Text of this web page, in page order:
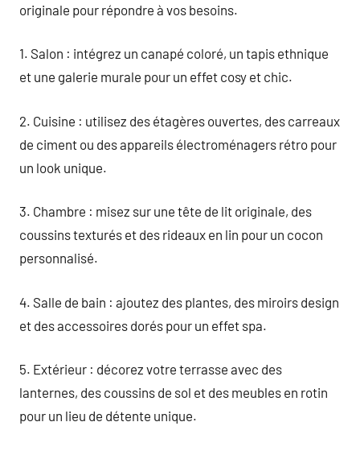
originale pour répondre à vos besoins.
1. Salon : intégrez un canapé coloré, un tapis ethnique
et une galerie murale pour un effet cosy et chic.
2. Cuisine : utilisez des étagères ouvertes, des carreaux
de ciment ou des appareils électroménagers rétro pour
un look unique.
3. Chambre : misez sur une tête de lit originale, des
coussins texturés et des rideaux en lin pour un cocon
personnalisé.
4. Salle de bain : ajoutez des plantes, des miroirs design
et des accessoires dorés pour un effet spa.
5. Extérieur : décorez votre terrasse avec des
lanternes, des coussins de sol et des meubles en rotin
pour un lieu de détente unique.